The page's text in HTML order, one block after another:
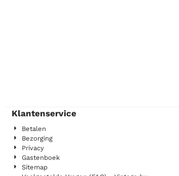
Klantenservice
Betalen
Bezorging
Privacy
Gastenboek
Sitemap